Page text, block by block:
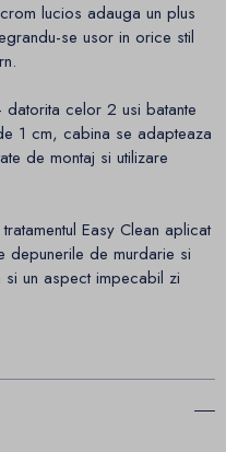
lucios adauga un plus
se usor in orice stil
celor 2 usi batante
1 cm, cabina se adapteaza
de montaj si utilizare
Easy Clean aplicat
depunerile de murdarie si
un aspect impecabil zi